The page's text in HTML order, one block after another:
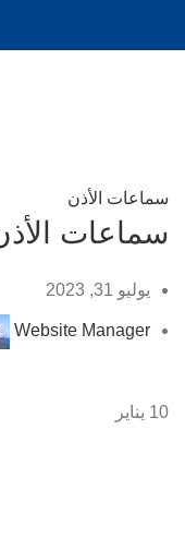
سماعات الأذن
سماعات
يوليو 31, 2023
Website Manager
10 يناير